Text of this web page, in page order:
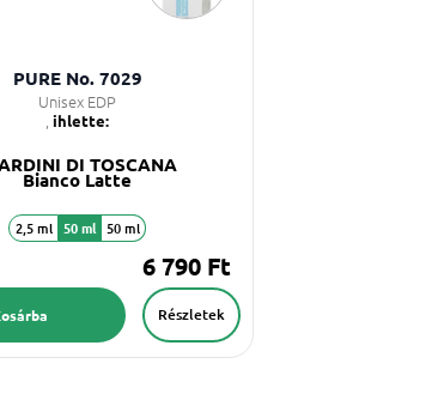
PURE No. 7029
Unisex EDP
ihlette:
DI TOSCANA
Bianco Latte
2,5 ml 50 ml 50 ml
6 790 Ft
Részletek